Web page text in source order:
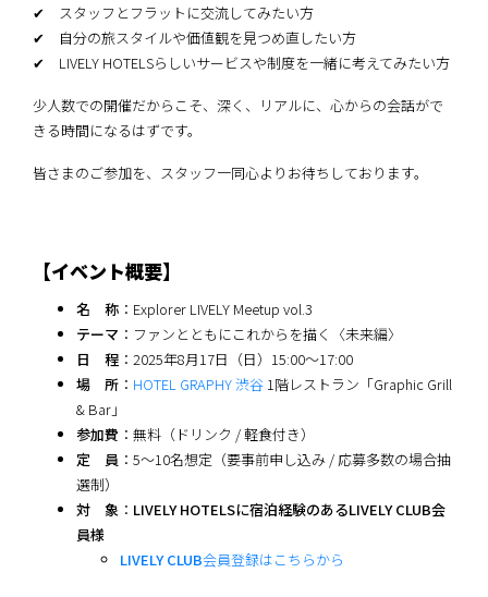
✔ スタッフとフラットに交流してみたい方
✔ 自分の旅スタイルや価値観を見つめ直したい方
✔ LIVELY HOTELSらしいサービスや制度を一緒に考えてみたい方
少人数での開催だからこそ、深く、リアルに、心からの会話がで
きる時間になるはずです。
皆さまのご参加を、スタッフ一同心よりお待ちしております。
【イベント概要】
名 称 ：Explorer LIVELY Meetup vol.3
テーマ ：ファンとともにこれからを描く〈未来編〉
日 程 ：2025年8月17日（日）15:00～17:00
場 所 ： HOTEL GRAPHY 渋谷 1階レストラン「Graphic Grill
& Bar」
参加費 ：無料（ドリンク / 軽食付き）
定 員 ：5～10名想定（要事前申し込み / 応募多数の場合抽
選制）
対 象 ： LIVELY HOTELSに宿泊経験のあるLIVELY CLUB会
員様
LIVELY CLUB会員登録はこちらから